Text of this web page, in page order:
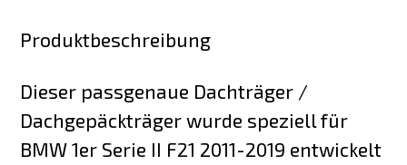
Produktbeschreibung
Dieser passgenaue Dachträger /
Dachgepäckträger wurde speziell für
BMW 1er Serie II F21 2011-2019 entwickelt